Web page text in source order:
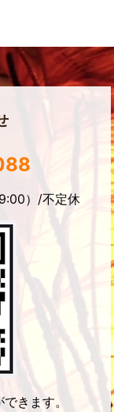
）/不定休
きます。